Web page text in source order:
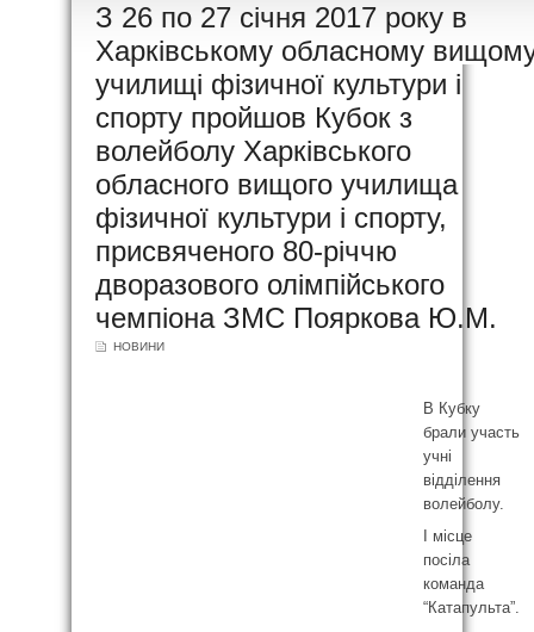
20
З 26 по 27 січня 2017 року в
Харківському обласному
училищі фізичної культури і
спорту пройшов Кубок з
волейболу Харківського
обласного вищого училища
фізичної культури і спорту,
присвяченого 80-річчю
дворазового олімпійського
чемпіона ЗМС Пояркова Ю.М.
НОВИНИ
В Кубку
брали участь
учні
відділення
волейболу.
І місце
посіла
команда
“Катапульта”.